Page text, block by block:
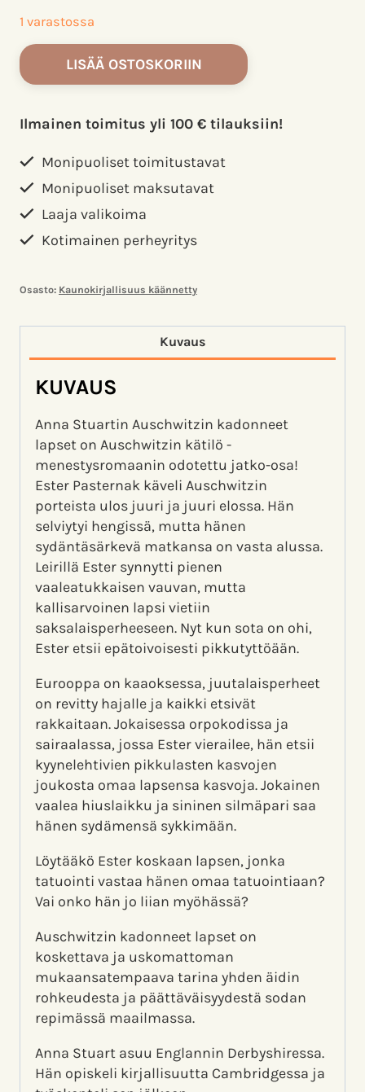
1 varastossa
Auschwitzin
kadonneet
Stuart,
Anna
määrä
LISÄÄ OSTOSKORIIN
Ilmainen toimitus yli 100 € tilauksiin!
Monipuoliset toimitustavat
Monipuoliset maksutavat
Laaja valikoima
Kotimainen perheyritys
Osasto: Kaunokirjallisuus käännetty
Kuvaus
KUVAUS
Anna Stuartin Auschwitzin kadonneet
lapset on Auschwitzin kätilö -
menestysromaanin odotettu jatko-osa!
Ester Pasternak käveli Auschwitzin
porteista ulos juuri ja juuri elossa. Hän
selviytyi hengissä, mutta hänen
sydäntäsärkevä matkansa on vasta alussa.
Leirillä Ester synnytti pienen
vaaleatukkaisen vauvan, mutta
kallisarvoinen lapsi vietiin
saksalaisperheeseen. Nyt kun sota on ohi,
Ester etsii epätoivoisesti pikkutyttöään.
Eurooppa on kaaoksessa, juutalaisperheet
on revitty hajalle ja kaikki etsivät
rakkaitaan. Jokaisessa orpokodissa ja
sairaalassa, jossa Ester vierailee, hän etsii
kyynelehtivien pikkulasten kasvojen
joukosta omaa lapsensa kasvoja. Jokainen
vaalea hiuslaikku ja sininen silmäpari saa
hänen sydämensä sykkimään.
Löytääkö Ester koskaan lapsen, jonka
tatuointi vastaa hänen omaa tatuointiaan?
Vai onko hän jo liian myöhässä?
Auschwitzin kadonneet lapset on
koskettava ja uskomattoman
mukaansatempaava tarina yhden äidin
rohkeudesta ja päättäväisyydestä sodan
repimässä maailmassa.
Anna Stuart asuu Englannin Derbyshiressa.
Hän opiskeli kirjallisuutta Cambridgessa ja